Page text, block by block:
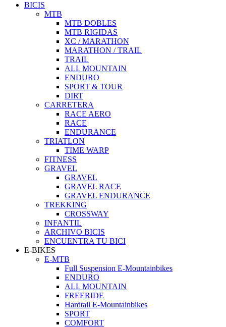
BICIS
MTB
MTB DOBLES
MTB RIGIDAS
XC / MARATHON
MARATHON / TRAIL
TRAIL
ALL MOUNTAIN
ENDURO
SPORT & TOUR
DIRT
CARRETERA
RACE AERO
RACE
ENDURANCE
TRIATLON
TIME WARP
FITNESS
GRAVEL
GRAVEL
GRAVEL RACE
GRAVEL ENDURANCE
TREKKING
CROSSWAY
INFANTIL
ARCHIVO BICIS
ENCUENTRA TU BICI
E-BIKES
E-MTB
Full Suspension E-Mountainbikes
ENDURO
ALL MOUNTAIN
FREERIDE
Hardtail E-Mountainbikes
SPORT
COMFORT